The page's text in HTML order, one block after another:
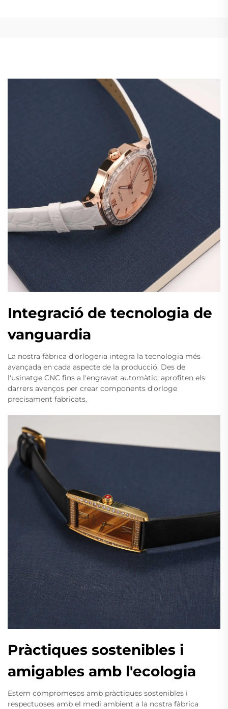
Integració de tecnologia de
vanguardia
La nostra fàbrica d'orlogeria integra la tecnologia més
avançada en cada aspecte de la producció. Des de
l'usinatge CNC fins a l'engravat automàtic, aprofiten els
darrers avenços per crear components d'orloge
precisament fabricats.
Pràctiques sostenibles i
amigables amb l'ecologia
Estem compromesos amb pràctiques sostenibles i
respectuoses amb el medi ambient a la nostra fàbrica